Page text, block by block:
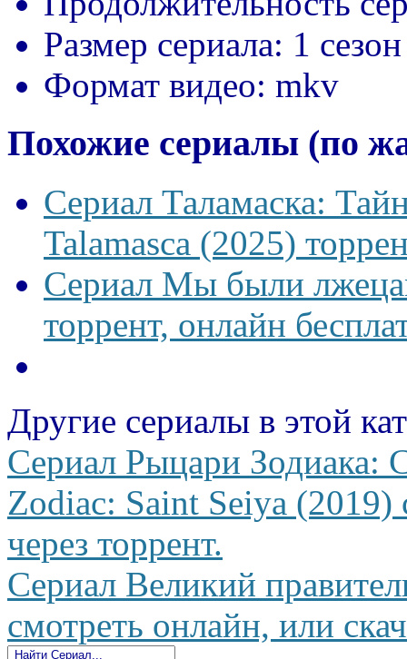
Размер сериала: 1
Формат видео: mkv
Похожие сериалы (по
Сериал Таламаска:
Talamasca (2025)
Сериал Мы были
торрент, онлайн
Другие сериалы в этой
Сериал Рыцари
Zodiac: Saint Seiya (2019)
через торрент.
Сериал Великий
смотреть онлайн, или